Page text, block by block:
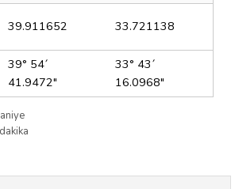
39.911652 33.721138
39° 54´
41.9472"
33° 43´
16.0968"